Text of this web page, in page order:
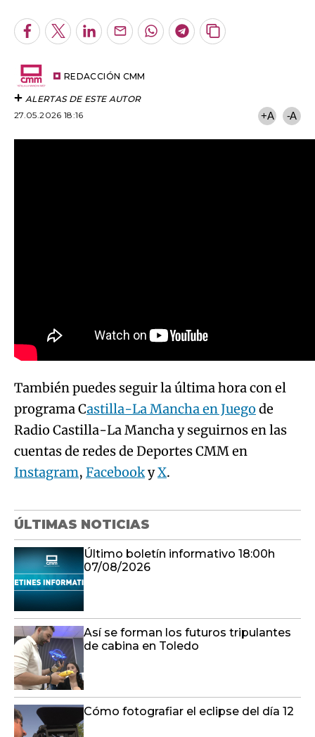
Facebook
TwitterLinkedInEnviarWhatsapp
Telegram
Copiar
REDACCIÓN CMM
ALERTAS DE ESTE AUTOR
27.05.2026 18:16
+A -A
También puedes seguir la última hora con el
programa Castilla-La Mancha en Juego de
Radio Castilla-La Mancha y seguirnos en las
cuentas de redes de Deportes CMM en
Instagram, FacebookyX.
ÚLTIMAS NOTICIAS
Último boletín informativo 18:00h
07/08/2026
Así se forman los futuros tripulantes
de cabina en Toledo
Cómo fotografiar el eclipse del día 12